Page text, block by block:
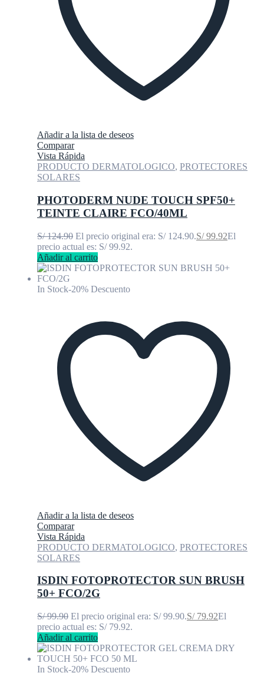
Añadir a la lista de deseos
Comparar
Vista Rápida
PRODUCTO DERMATOLOGICO, PROTECTORES
SOLARES
PHOTODERM NUDE TOUCH SPF50+
TEINTE CLAIRE FCO/40ML
S/124.90 El precio original era: S/ 124.90.S/99.92El
precio actual es: S/ 99.92.
Añadir al carrito
In Stock-20% Descuento
Añadir a la lista de deseos
Comparar
Vista Rápida
PRODUCTO DERMATOLOGICO, PROTECTORES
SOLARES
ISDIN FOTOPROTECTOR SUN BRUSH
50+ FCO/2G
S/99.90 El precio original era: S/ 99.90.S/79.92El
precio actual es: S/ 79.92.
Añadir al carrito
In Stock-20% Descuento